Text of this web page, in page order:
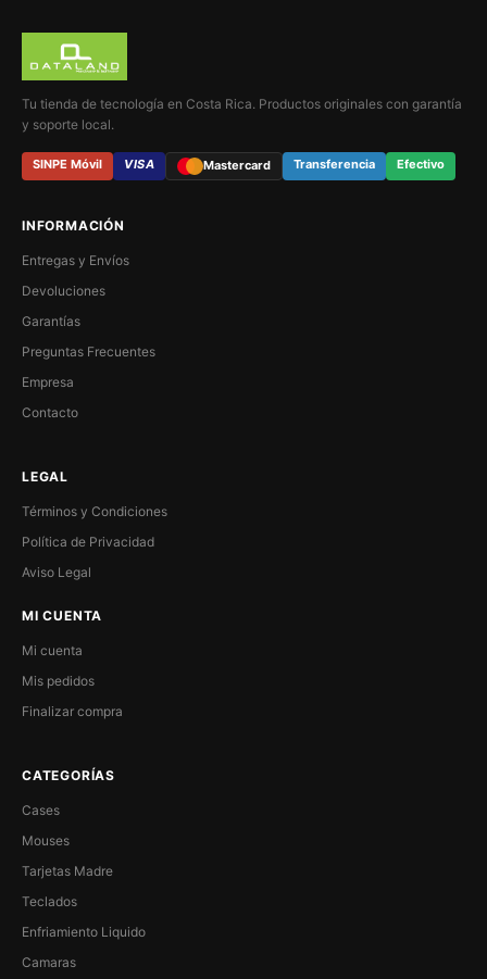
Tu tienda de tecnología en Costa Rica. Productos originales con garantía
y soporte local.
SINPE Móvil VISA Mastercard Transferencia Efectivo
INFORMACIÓN
Entregas y Envíos
Devoluciones
Garantías
Preguntas Frecuentes
Empresa
Contacto
LEGAL
Términos y Condiciones
Política de Privacidad
Aviso Legal
MI CUENTA
Mi cuenta
Mis pedidos
Finalizar compra
CATEGORÍAS
Cases
Mouses
Tarjetas Madre
Teclados
Enfriamiento Liquido
Camaras